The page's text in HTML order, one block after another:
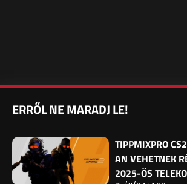
ERRŐL NE MARADJ LE!
TIPPMIXPRO
AN VEHETNEK
2025-ÖS